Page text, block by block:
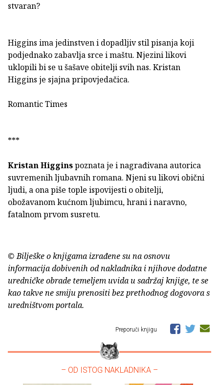
stvaran?
Higgins ima jedinstven i dopadljiv stil pisanja koji
podjednako zabavlja srce i maštu. Njezini likovi
uklopili bi se u šašave obitelji svih nas. Kristan
Higgins je sjajna pripovjedačica.
Romantic Times
***
Kristan Higginspoznata je i nagrađivana autorica
suvremenih ljubavnih romana. Njeni su likovi obični
ljudi, a ona piše tople ispovijesti o obitelji,
obožavanom kućnom ljubimcu, hrani i naravno,
fatalnom prvom susretu.
© Bilješke o knjigama izrađene su na osnovu
informacija dobivenih od nakladnika i njihove dodatne
uredničke obrade temeljem uvida u sadržaj knjige, te se
kao takve ne smiju prenositi bez prethodnog dogovora s
uredništvom portala.
Preporuči knjigu
– OD ISTOG NAKLADNIKA –